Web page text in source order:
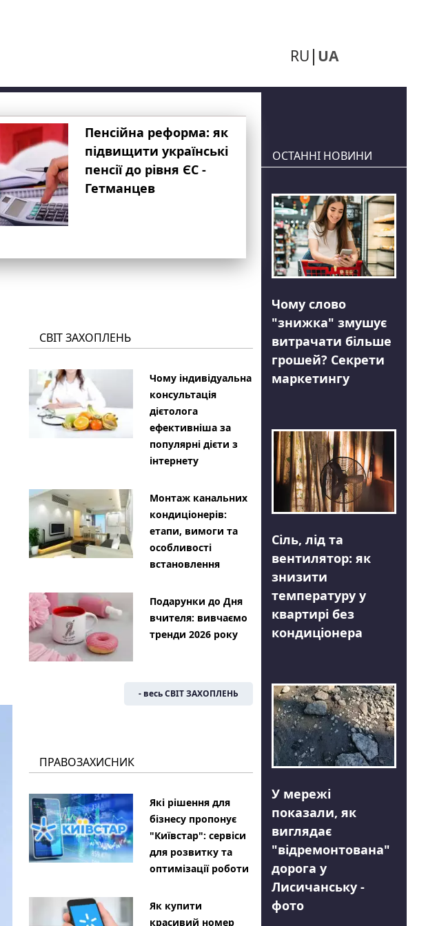
RU UA
Пенсійна реформа: як
підвищити українські
пенсії до рівня ЄС -
Гетманцев
СВІТ ЗАХОПЛЕНЬ
Чому індивідуальна
консультація
дієтолога
ефективніша за
популярні дієти з
інтернету
Монтаж канальних
кондиціонерів:
етапи, вимоги та
особливості
встановлення
Подарунки до Дня
вчителя: вивчаємо
тренди 2026 року
- весь СВІТ ЗАХОПЛЕНЬ
ПРАВОЗАХИСНИК
Які рішення для
бізнесу пропонує
"Київстар": сервіси
для розвитку та
оптимізації роботи
Як купити
красивий номер
ОСТАННІ НОВИНИ
Чому слово
"знижка" змушує
витрачати більше
грошей? Секрети
маркетингу
Сіль, лід та
вентилятор: як
знизити
температуру у
квартирі без
кондиціонера
У мережі
показали, як
виглядає
"відремонтована"
дорога у
Лисичанську -
фото